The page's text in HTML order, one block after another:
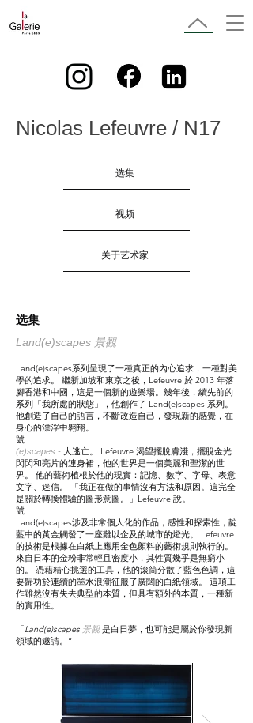
Nicolas Lefeuvre / N17
选集
视频
关于艺术家
选集
Land(e)scapes 景觀
Land(e)scapes系列呈現了一種真正的內心追求，一種對美
學的追求。 繼新加坡和東京之後，Lefeuvre 於 2013 年落
腳香港和中國，這是一個新的遊樂場。幾年後，續先前的
系列「我所處的狀態」，他創作了 Land(e)scapes 系列。
他創造了自己的語言，不斷改造自己，發現新的感覺，在
身心的漂浮中翱翔。
號
(e)scapes - 大逃亡。 Lefeuvre 渴望擺脫膚淺，擺脫金光
閃閃和亮片的連身裙，他的世界是一個美麗和聖潔的世
界。 他的藝術植根於他的現實：記憶、數字、字母、表意
文字、迷信。 「我正在做的事情沒有方法和原因。這完全
是關於轉換體驗的圖形意圖。」Lefeuvre 說。
號
Land(e)scapes涉及非常個人化的作品，感性和探索性，靛
藍中的黃金觸發了一座難以企及的城市的燈光。 Lefeuvre
的技術是根據在白紙上應用金色顏料的藝術規則執行的。
來自日本的金粉非常輕且密度小，其性質幾乎是無窮小
的。 憑藉精心挑選的工具，他的滾筒分散了藍色色調，這
要歸功於連續的墨水浪潮征服了廣闊的白紙領域。 這項工
作雖然沒有失去典型的本質，但具有額外的本質，一種新
的實用性。
「Land(e)scapes 景觀是白日夢，也可能是屬於你發現新
領域的邀請。”